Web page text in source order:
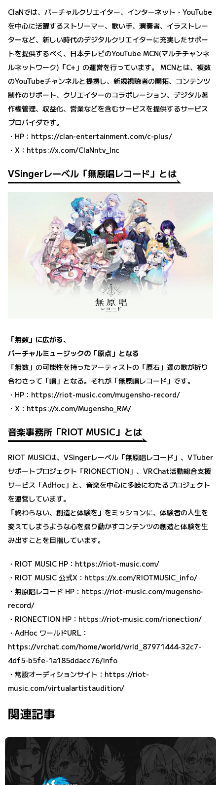
ClaNでは、バーチャルクリエイター、インターネット・YouTube
を中⼼に活躍するストリーマー、歌い⼿、演奏者、イラストレー
ターなど、新しい時代のデジタルクリエイターに充実したサポー
トを提供するべく、⽇本テレビのYouTube MCN(マルチチャンネ
ルネットワーク)「C+」の運営を⾏っています。 MCNとは、複数
のYouTubeチャンネルと提携し、新規視聴者の開拓、コンテンツ
制作のサポート、クリエイターのコラボレーション、デジタル著
作権管理、収益化、営業などを含むサービスを提供するサービス
プロバイダです。
・HP： https://clan-entertainment.com/c-plus/
・X： https://x.com/ClaNntv_Inc
VSingerレーベル「無原唱レコード」とは
「無数」に広がる、
バーチャルミュージックの「原点」となる
「無数」の可能性を持ったアーティストの「原石」達の歌が折り
合わさって「唱」となる。それが「無原唱レコード」です。
・HP： https://riot-music.com/mugensho-record/
・X： https://x.com/Mugensho_RM/
音楽事務所「RIOT MUSIC」とは
RIOT MUSICは、VSingerレーベル「無原唱レコード」、VTuber
サポートプロジェクト「RIONECTION」、VRChat活動総合支援
サービス「AdHoc」と、音楽を中心に多岐にわたるプロジェクト
を運営しています。
「終わらない、創造と体験を」をミッションに、体験者の人生を
変えてしまうような心を揺り動かすコンテンツの創造と体験を生
み出すことを目指しています。
・RIOT MUSIC HP： https://riot-music.com/
・RIOT MUSIC 公式X： https://x.com/RIOTMUSIC_info/
・無原唱レコード HP： https://riot-music.com/mugensho-
record/
・RIONECTION HP： https://riot-music.com/rionection/
・AdHoc ワールドURL：
https://vrchat.com/home/world/wrld_87971444-32c7-
4df5-b5fe-1a185ddacc76/info
・常設オーディションサイト： https://riot-
music.com/virtualartistaudition/
関連記事